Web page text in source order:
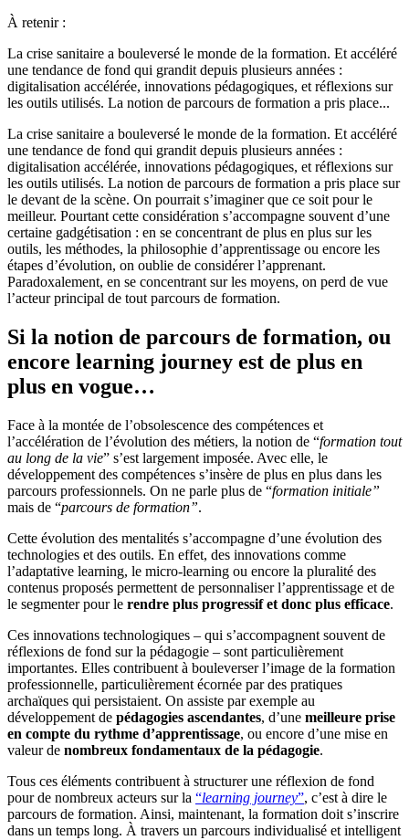
À retenir :
La crise sanitaire a bouleversé le monde de la formation. Et accéléré
une tendance de fond qui grandit depuis plusieurs années :
digitalisation accélérée, innovations pédagogiques, et réflexions sur
les outils utilisés. La notion de parcours de formation a pris place...
La crise sanitaire a bouleversé le monde de la formation. Et accéléré
une tendance de fond qui grandit depuis plusieurs années :
digitalisation accélérée, innovations pédagogiques, et réflexions sur
les outils utilisés. La notion de parcours de formation a pris place sur
le devant de la scène. On pourrait s’imaginer que ce soit pour le
meilleur. Pourtant cette considération s’accompagne souvent d’une
certaine gadgétisation : en se concentrant de plus en plus sur les
outils, les méthodes, la philosophie d’apprentissage ou encore les
étapes d’évolution, on oublie de considérer l’apprenant.
Paradoxalement, en se concentrant sur les moyens, on perd de vue
l’acteur principal de tout parcours de formation.
Si la notion de parcours de formation, ou
encore learning journey est de plus en
plus en vogue…
Face à la montée de l’obsolescence des compétences et
l’accélération de l’évolution des métiers, la notion de “formation tout
au long de la vie” s’est largement imposée. Avec elle, le
développement des compétences s’insère de plus en plus dans les
parcours professionnels. On ne parle plus de “formation initiale”
mais de “parcours de formation”.
Cette évolution des mentalités s’accompagne d’une évolution des
technologies et des outils. En effet, des innovations comme
l’adaptative learning, le micro-learning ou encore la pluralité des
contenus proposés permettent de personnaliser l’apprentissage et de
le segmenter pour le rendre plus progressif et donc plus efficace.
Ces innovations technologiques – qui s’accompagnent souvent de
réflexions de fond sur la pédagogie – sont particulièrement
importantes. Elles contribuent à bouleverser l’image de la formation
professionnelle, particulièrement écornée par des pratiques
archaïques qui persistaient. On assiste par exemple au
développement de pédagogies ascendantes, d’une meilleure prise
en compte du rythme d’apprentissage, ou encore d’une mise en
valeur de nombreux fondamentaux de la pédagogie.
Tous ces éléments contribuent à structurer une réflexion de fond
pour de nombreux acteurs sur la “learning journey”, c’est à dire le
parcours de formation. Ainsi, maintenant, la formation doit s’inscrire
dans un temps long. À travers un parcours individualisé et intelligent